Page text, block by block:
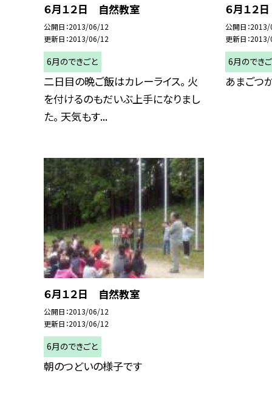
６月１２日 自然教室
公開日 2013/06/12
更新日 2013/06/12
6月のできごと
二日目の晩ご飯はカレーライス。 火
を付けるのもだいぶ上手になりまし
た。 天気もす...
６月１２
公開日
更新日
6月のでき
あまごつ
６月１２日 自然教室
公開日 2013/06/12
更新日 2013/06/12
6月のできごと
朝のつどいの様子です